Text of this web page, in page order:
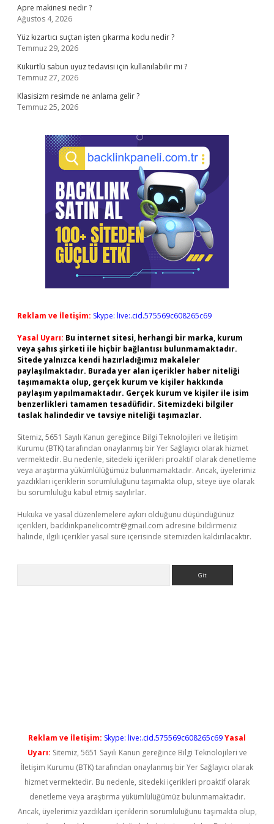
Apre makinesi nedir ?
Ağustos 4, 2026
Yüz kızartıcı suçtan işten çıkarma kodu nedir ?
Temmuz 29, 2026
Kükürtlü sabun uyuz tedavisi için kullanılabilir mi ?
Temmuz 27, 2026
Klasisizm resimde ne anlama gelir ?
Temmuz 25, 2026
Reklam ve İletişim: Skype: live:.cid.575569c608265c69
Yasal Uyarı: Bu internet sitesi, herhangi bir marka, kurum
veya şahıs şirketi ile hiçbir bağlantısı bulunmamaktadır.
Sitede yalnızca kendi hazırladığımız makaleler
paylaşılmaktadır. Burada yer alan içerikler haber niteliği
taşımamakta olup, gerçek kurum ve kişiler hakkında
paylaşım yapılmamaktadır. Gerçek kurum ve kişiler ile isim
benzerlikleri tamamen tesadüfidir. Sitemizdeki bilgiler
taslak halindedir ve tavsiye niteliği taşımazlar.
Sitemiz, 5651 Sayılı Kanun gereğince Bilgi Teknolojileri ve İletişim
Kurumu (BTK) tarafından onaylanmış bir Yer Sağlayıcı olarak hizmet
vermektedir. Bu nedenle, sitedeki içerikleri proaktif olarak denetleme
veya araştırma yükümlülüğümüz bulunmamaktadır. Ancak, üyelerimiz
yazdıkları içeriklerin sorumluluğunu taşımakta olup, siteye üye olarak
bu sorumluluğu kabul etmiş sayılırlar.
Hukuka ve yasal düzenlemelere aykırı olduğunu düşündüğünüz
içerikleri, backlinkpanelicomtr@gmail.com adresine bildirmeniz
halinde, ilgili içerikler yasal süre içerisinde sitemizden kaldırılacaktır.
Reklam ve İletişim: Skype: live:.cid.575569c608265c69Yasal
Uyarı: Sitemiz, 5651 Sayılı Kanun gereğince Bilgi Teknolojileri ve
İletişim Kurumu (BTK) tarafından onaylanmış bir Yer Sağlayıcı olarak
hizmet vermektedir. Bu nedenle, sitedeki içerikleri proaktif olarak
denetleme veya araştırma yükümlülüğümüz bulunmamaktadır.
Ancak, üyelerimiz yazdıkları içeriklerin sorumluluğunu taşımakta olup,